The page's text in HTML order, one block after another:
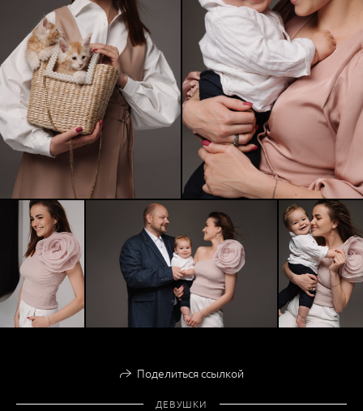
Поделиться ссылкой
ДЕВУШКИ